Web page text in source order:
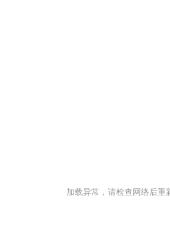
加载异常，请检查网络后重